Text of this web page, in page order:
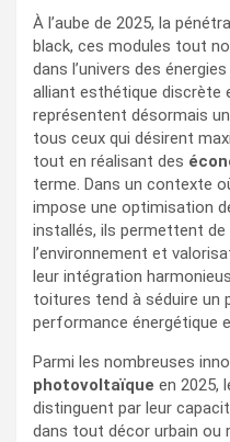
À l’aube de 2025, la
black, ces modules tout
dans l’univers des
alliant esthétique discrète
représentent désormais
tous ceux qui désirent
tout en réalisant des
terme. Dans un contexte
impose une optimisation
installés, ils permettent
l’environnement et
leur intégration
toitures tend à séduire un
performance énergétique
Parmi les nombreuses
photovoltaïque en 2025,
distinguent par leur
dans tout décor urbain ou